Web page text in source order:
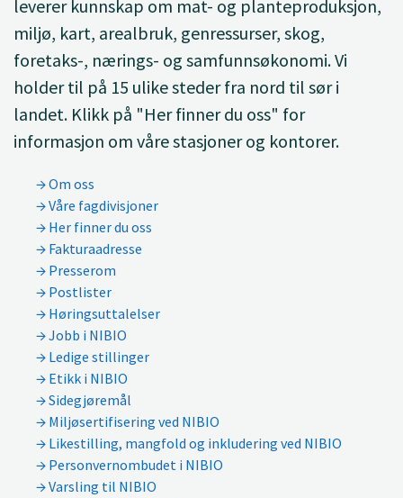
leverer kunnskap om mat- og planteproduksjon,
miljø, kart, arealbruk, genressurser, skog,
foretaks-, nærings- og samfunnsøkonomi. Vi
holder til på 15 ulike steder fra nord til sør i
landet. Klikk på "Her finner du oss" for
informasjon om våre stasjoner og kontorer.
Om oss
Våre fagdivisjoner
Her finner du oss
Fakturaadresse
Presserom
Postlister
Høringsuttalelser
Jobb i NIBIO
Ledige stillinger
Etikk i NIBIO
Sidegjøremål
Miljøsertifisering ved NIBIO
Likestilling, mangfold og inkludering ved NIBIO
Personvernombudet i NIBIO
Varsling til NIBIO